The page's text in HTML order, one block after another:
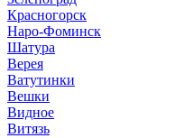
Красногорск
Наро-Фоминск
Шатура
Верея
Ватутинки
Вешки
Видное
Витязь